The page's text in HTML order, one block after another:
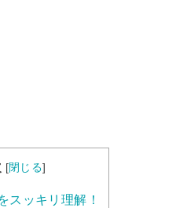
[閉じる]
スッキリ理解！